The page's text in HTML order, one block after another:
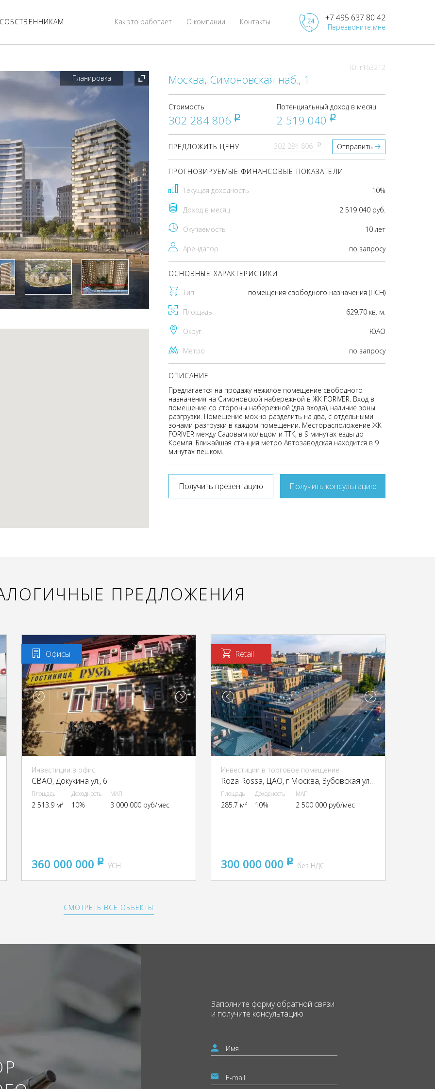
Контакты
О компании
Как это работает +7 495 637 80 42
Перезвоните мне
ID: r163212
Планировка
Москва, Симоновская наб., 1
Стоимость
302 284 806 pуб
Потенциальный доход в месяц
2 519 040 pуб
ПРЕДЛОЖИТЬ ЦЕНУ pуб Отправить
ПРОГНОЗИРУЕМЫЕ ФИНАНСОВЫЕ ПОКАЗАТЕЛИ
Текущая доходность 10%
Доход в месяц 2 519 040 руб.
Окупаемость 10 лет
Арендатор по запросу
ОСНОВНЫЕ ХАРАКТЕРИСТИКИ
Тип помещения свободного назначения (ПСН)
Площадь 629.70 кв. м.
Округ ЮАО
Метро по запросу
ОПИСАНИЕ
Предлагается на продажу нежилое помещение свободного
назначения на Симоновской набережной в ЖК FORIVER. Вход в
помещение со стороны набережной (два входа), наличие зоны
разгрузки. Помещение можно разделить на два, с отдельными
зонами разгрузки в каждом помещении. Месторасположение ЖК
FORIVER между Садовым кольцом и ТТК, в 9 минутах езды до
Кремля. Ближайшая станция метро Автозаводская находится в 9
минутах пешком.
Получить презентацию Получить консультацию
ПРЕДЛОЖЕНИЯ
Офисы
Инвестиции в офис
CВАО, Докукина ул., 6
Площадь
2 513.9 м²
Доходность
10%
МАП
3 000 000 руб/мес
360 000 000 pуб
УСН
Retail
Инвестиции в торговое помещение
Roza Rossa, ЦАО, г Москва, Зубовская ул., 7, стр. 1
Площадь
285.7 м²
Доходность
10%
МАП
2 500 000 руб/мес
300 000 000 pуббез НДС
СМОТРЕТЬ ВСЕ ОБЪЕКТЫ
Заполните формуобратной связи
и получите консультацию